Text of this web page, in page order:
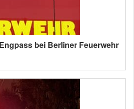
bei Berliner Feuerwehr